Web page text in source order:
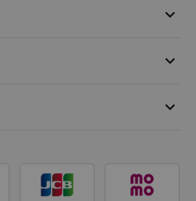
keyboard_arrow_down
keyboard_arrow_down
keyboard_arrow_down